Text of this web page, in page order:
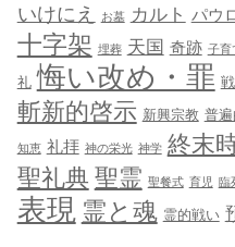
いけにえ お墓 カルト パウ
十字架 埋葬 天国 奇跡 子育
礼 悔い改め・罪
斬新的啓示 新興宗教 普
知恵 礼拝 神の栄光 神学 終末
聖礼典 聖霊 聖餐式 育児 臨
表現 霊と魂 霊的戦い